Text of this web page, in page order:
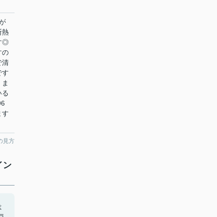
熱
◎
の
清
す
す
見方
ン